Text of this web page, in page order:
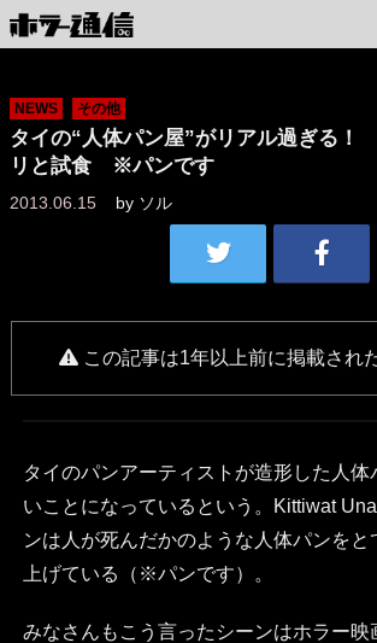
NEWS その他
タイの“人体パン屋”がリアル過ぎる！
リと試食 ※パンです
2013.06.15 by ソル
この記事は1年以上前に掲載され
タイのパンアーティストが造形した人体
いことになっているという。Kittiwat
ンは人が死んだかのような人体パンをと
上げている（※パンです）。
みなさんもこう言ったシーンはホラー映